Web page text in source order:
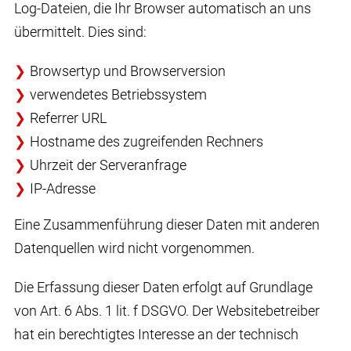
Log-Dateien, die Ihr Browser automatisch an uns
übermittelt. Dies sind:
Browsertyp und Browserversion
verwendetes Betriebssystem
Referrer URL
Hostname des zugreifenden Rechners
Uhrzeit der Serveranfrage
IP-Adresse
Eine Zusammenführung dieser Daten mit anderen
Datenquellen wird nicht vorgenommen.
Die Erfassung dieser Daten erfolgt auf Grundlage
von Art. 6 Abs. 1 lit. f DSGVO. Der Websitebetreiber
hat ein berechtigtes Interesse an der technisch